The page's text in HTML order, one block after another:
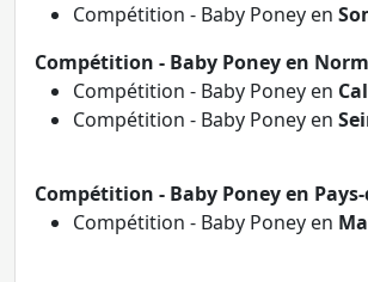
Compétition - Baby Poney en
Compétition - Baby Poney en
Compétition - Baby Poney en
Compétition - Baby Poney en
Compétition - Baby Poney en
Compétition - Baby Poney en